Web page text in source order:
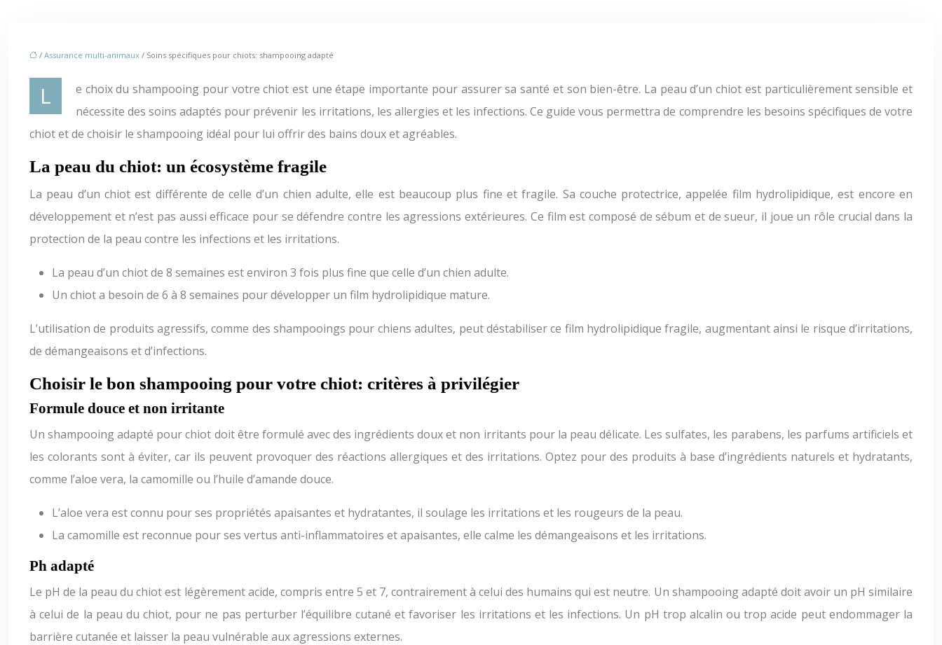
/ Assurance multi-animaux / Soins spécifiques pour chiots: shampooing adapté
Le choix du shampooing pour votre chiot est une étape importante pour assurer sa santé et son bien-être. La peau d’un chiot est particulièrement sensible et
nécessite des soins adaptés pour prévenir les irritations, les allergies et les infections. Ce guide vous permettra de comprendre les besoins spécifiques de votre
chiot et de choisir le shampooing idéal pour lui offrir des bains doux et agréables.
La peau du chiot: un écosystème fragile
La peau d’un chiot est différente de celle d’un chien adulte, elle est beaucoup plus fine et fragile. Sa couche protectrice, appelée film hydrolipidique, est encore en
développement et n’est pas aussi efficace pour se défendre contre les agressions extérieures. Ce film est composé de sébum et de sueur, il joue un rôle crucial dans la
protection de la peau contre les infections et les irritations.
La peau d’un chiot de 8 semaines est environ 3 fois plus fine que celle d’un chien adulte.
Un chiot a besoin de 6 à 8 semaines pour développer un film hydrolipidique mature.
L’utilisation de produits agressifs, comme des shampooings pour chiens adultes, peut déstabiliser ce film hydrolipidique fragile, augmentant ainsi le risque d’irritations,
de démangeaisons et d’infections.
Choisir le bon shampooing pour votre chiot: critères à privilégier
Formule douce et non irritante
Un shampooing adapté pour chiot doit être formulé avec des ingrédients doux et non irritants pour la peau délicate. Les sulfates, les parabens, les parfums artificiels et
les colorants sont à éviter, car ils peuvent provoquer des réactions allergiques et des irritations. Optez pour des produits à base d’ingrédients naturels et hydratants,
comme l’aloe vera, la camomille ou l’huile d’amande douce.
L’aloe vera est connu pour ses propriétés apaisantes et hydratantes, il soulage les irritations et les rougeurs de la peau.
La camomille est reconnue pour ses vertus anti-inflammatoires et apaisantes, elle calme les démangeaisons et les irritations.
Ph adapté
Le pH de la peau du chiot est légèrement acide, compris entre 5 et 7, contrairement à celui des humains qui est neutre. Un shampooing adapté doit avoir un pH similaire
à celui de la peau du chiot, pour ne pas perturber l’équilibre cutané et favoriser les irritations et les infections. Un pH trop alcalin ou trop acide peut endommager la
barrière cutanée et laisser la peau vulnérable aux agressions externes.